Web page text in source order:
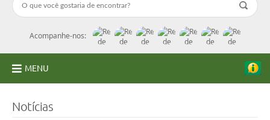
Acompanhe-nos:
MENU
Notícias